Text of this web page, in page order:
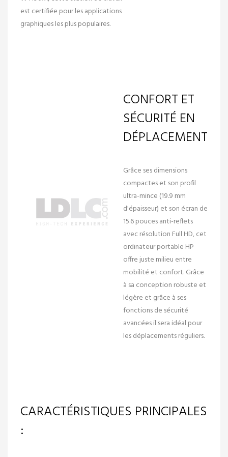
est certifiée pour les applications
graphiques les plus populaires.
CONFORT ET
SÉCURITÉ EN
DÉPLACEMENT
Grâce ses dimensions
compactes et son profil
ultra-mince (19.9 mm
d'épaisseur) et son écran de
15.6 pouces anti-reflets
avec résolution Full HD, cet
ordinateur portable HP
offre juste milieu entre
mobilité et confort. Grâce
à sa conception robuste et
légère et grâce à ses
fonctions de sécurité
avancées il sera idéal pour
les déplacements réguliers.
CARACTÉRISTIQUES PRINCIPALES
: